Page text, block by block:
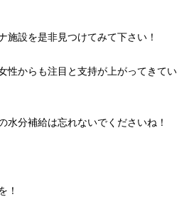
施設を是非見つけてみて下さい！
性からも注目と支持が上がってきてい
水分補給は忘れないでくださいね！
！